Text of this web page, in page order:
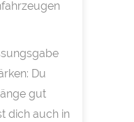
Du
gut
dich auch in